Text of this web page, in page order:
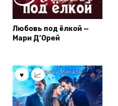
Любовь под ёлкой —
Мари Д’Орей